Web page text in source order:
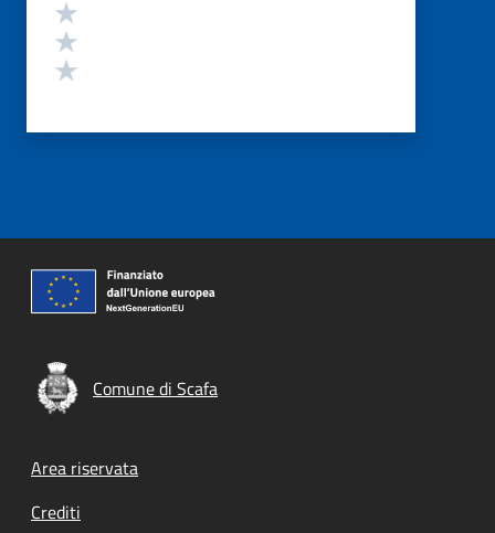
Comune di Scafa
Footer menu
Area riservata
Crediti